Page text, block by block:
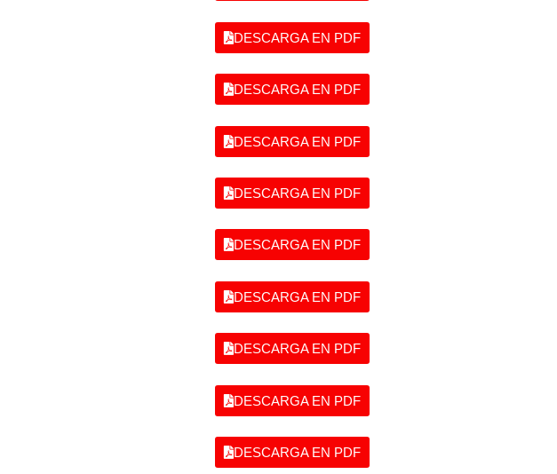
DESCARGA EN PDF
DESCARGA EN PDF
DESCARGA EN PDF
DESCARGA EN PDF
DESCARGA EN PDF
DESCARGA EN PDF
DESCARGA EN PDF
DESCARGA EN PDF
DESCARGA EN PDF